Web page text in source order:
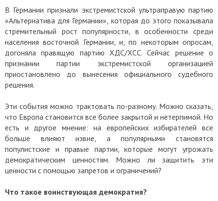
В Германии признали экстремистской ультраправую партию
«Альтернатива для Германии», которая до этого показывала
стремительный рост популярности, в особенности среди
населения восточной Германии, и, по некоторым опросам,
догоняла правящую партию ХДС/ХСС. Сейчас решение о
признании партии экстремистской организацией
приостановлено до вынесения официального судебного
решения.
Эти события можно трактовать по-разному. Можно сказать,
что Европа становится все более закрытой и нетерпимой. Но
есть и другое мнение: на европейских избирателей все
больше влияют извне, а популярными становятся
популистские и правые партии, которые могут угрожать
демократическим ценностям. Можно ли защитить эти
ценности с помощью запретов и ограничений?
Что такое воинствующая демократия?